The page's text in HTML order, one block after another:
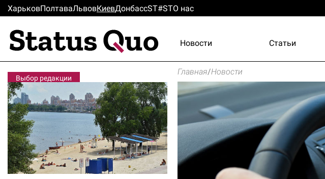
ХарьковПолтаваЛьвовКиевДонбассST#STО нас
Новости Статьи
Выбор редакции
Главная/Новости